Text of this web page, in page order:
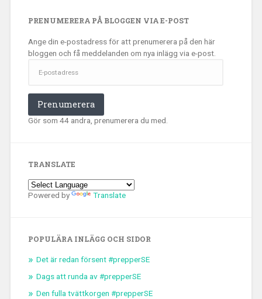
PRENUMERERA PÅ BLOGGEN VIA E-POST
Ange din e-postadress för att prenumerera på den här
bloggen och få meddelanden om nya inlägg via e-post.
postadress
Prenumerera
Gör som 44 andra, prenumerera du med.
TRANSLATE
Powered by Translate
POPULÄRA INLÄGG OCH SIDOR
Det är redan försent #prepperSE
Dags att runda av #prepperSE
Den fulla tvättkorgen #prepperSE